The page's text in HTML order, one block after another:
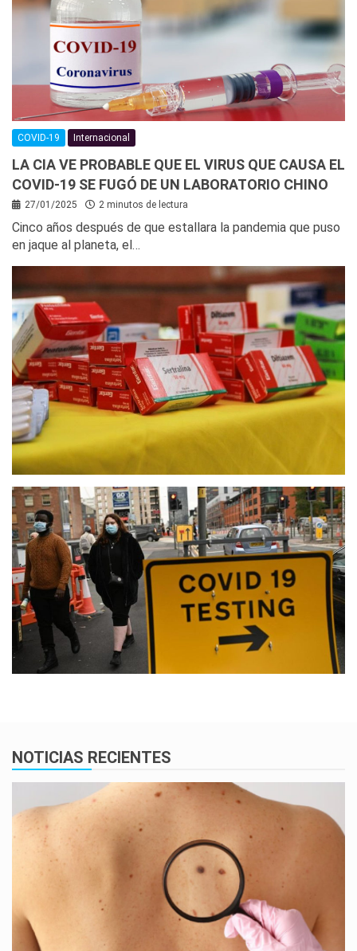
COVID-19 Internacional
LA CIA VE PROBABLE QUE EL VIRUS QUE CAUSA EL
COVID-19 SE FUGÓ DE UN LABORATORIO CHINO
27/01/2025 2 minutos de lectura
Cinco años después de que estallara la pandemia que puso
en jaque al planeta, el…
NOTICIAS RECIENTES